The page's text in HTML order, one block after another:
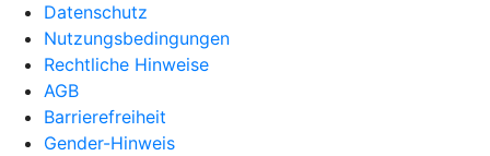
Datenschutz
Nutzungsbedingungen
Rechtliche Hinweise
AGB
Barrierefreiheit
Gender-Hinweis